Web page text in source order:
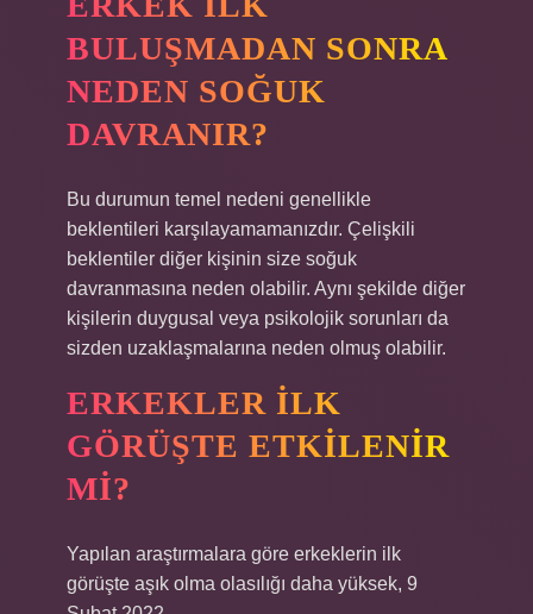
BULUŞMADAN SONRA
NEDEN SOĞUK
DAVRANIR?
Bu durumun temel nedeni genellikle
beklentileri karşılayamamanızdır. Çelişkili
beklentiler diğer kişinin size soğuk
davranmasına neden olabilir. Aynı şekilde diğer
kişilerin duygusal veya psikolojik sorunları da
sizden uzaklaşmalarına neden olmuş olabilir.
ERKEKLER ILK
GÖRÜŞTE ETKILENIR
MI?
Yapılan araştırmalara göre erkeklerin ilk
görüşte aşık olma olasılığı daha yüksek, 9